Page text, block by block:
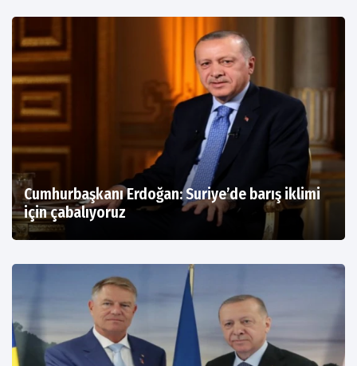
Cumhurbaşkanı Erdoğan: Suriye’de barış iklimi
için çabalıyoruz